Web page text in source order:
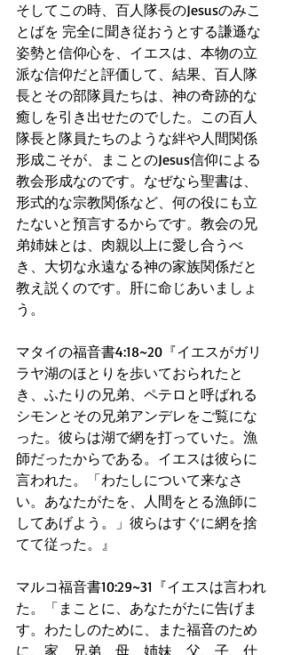
そしてこの時、百人隊長のJesusのみこ
とばを 完全に聞き従おうとする謙遜な
姿勢と信仰心を、イエスは、本物の立
派な信仰だと評価して、結果、百人隊
長とその部隊員たちは、神の奇跡的な
癒しを引き出せたのでした。この百人
隊長と隊員たちのような絆や人間関係
形成こそが、まことのJesus信仰による
教会形成なのです。なぜなら聖書は、
形式的な宗教関係など、何の役にも立
たないと預言するからです。教会の兄
弟姉妹とは、肉親以上に愛し合うべ
き、大切な永遠なる神の家族関係だと
教え説くのです。肝に命じあいましょ
う。
マタイの福音書4:18~20『イエスがガリ
ラヤ湖のほとりを歩いておられたと
き、ふたりの兄弟、ペテロと呼ばれる
シモンとその兄弟アンデレをご覧にな
った。彼らは湖で網を打っていた。漁
師だったからである。イエスは彼らに
言われた。「わたしについて来なさ
い。あなたがたを、人間をとる漁師に
してあげよう。」彼らはすぐに網を捨
てて従った。』
マルコ福音書10:29~31『イエスは言われ
た。「まことに、あなたがたに告げま
す。わたしのために、また福音のため
に、家、兄弟、母、姉妹、父、子、仕